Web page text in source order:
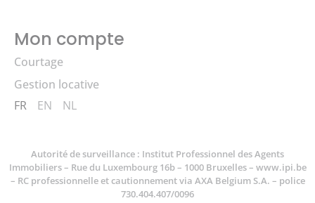
Mon compte
Courtage
Gestion locative
FR
EN NL
Autorité de surveillance : Institut Professionnel des Agents
Immobiliers – Rue du Luxembourg 16b – 1000 Bruxelles – www.ipi.be
– RC professionnelle et cautionnement via AXA Belgium S.A. – police
730.404.407/0096